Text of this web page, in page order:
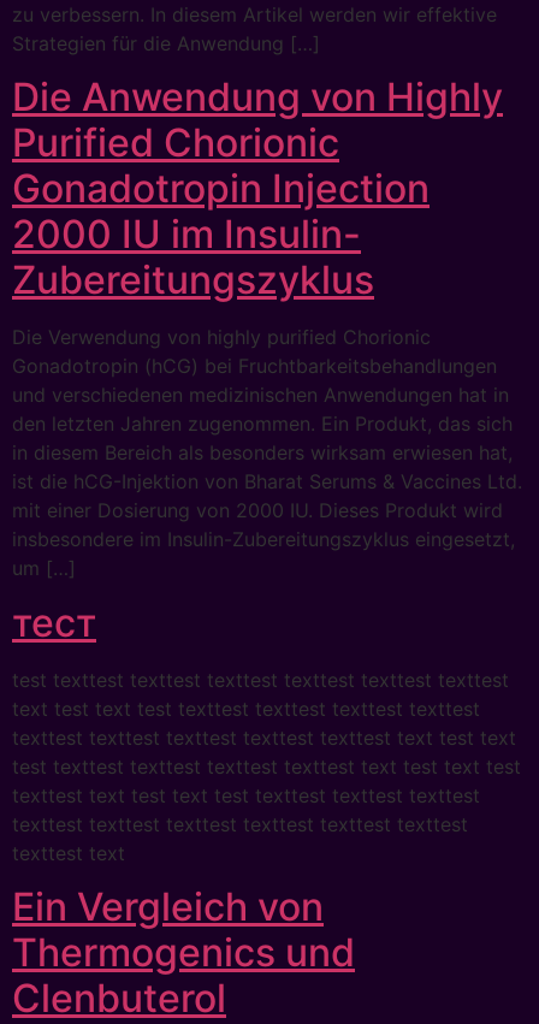
zu verbessern. In diesem Artikel werden wir effektive
Strategien für die Anwendung […]
Die Anwendung von Highly
Purified Chorionic
Gonadotropin Injection
2000 IU im Insulin-
Zubereitungszyklus
Die Verwendung von highly purified Chorionic
Gonadotropin (hCG) bei Fruchtbarkeitsbehandlungen
und verschiedenen medizinischen Anwendungen hat in
den letzten Jahren zugenommen. Ein Produkt, das sich
in diesem Bereich als besonders wirksam erwiesen hat,
ist die hCG-Injektion von Bharat Serums & Vaccines Ltd.
mit einer Dosierung von 2000 IU. Dieses Produkt wird
insbesondere im Insulin-Zubereitungszyklus eingesetzt,
um […]
тест
test texttest texttest texttest texttest texttest texttest
text test text test texttest texttest texttest texttest
texttest texttest texttest texttest texttest text test text
test texttest texttest texttest texttest text test text test
texttest text test text test texttest texttest texttest
texttest texttest texttest texttest texttest texttest
texttest text
Ein Vergleich von
Thermogenics und
Clenbuterol